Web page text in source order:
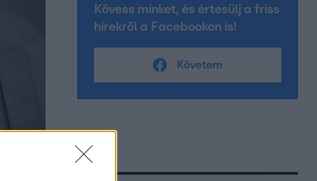
Kövess minket, és értesülj a friss
hírekről a Facebookon is!
Követem